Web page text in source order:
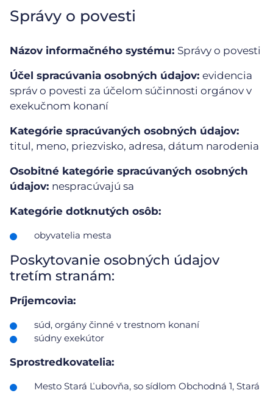
Správy o povesti
Názov informačného systému: Správy o povesti
Účel spracúvania osobných údajov: evidencia
správ o povesti za účelom súčinnosti orgánov v
exekučnom konaní
Kategórie spracúvaných osobných údajov:
titul, meno, priezvisko, adresa, dátum narodenia
Osobitné kategórie spracúvaných osobných
údajov: nespracúvajú sa
Kategórie dotknutých osôb:
obyvatelia mesta
Poskytovanie osobných údajov
tretím stranám:
Príjemcovia:
súd, orgány činné v trestnom konaní
súdny exekútor
Sprostredkovatelia:
Mesto Stará Ľubovňa, so sídlom Obchodná 1, Stará